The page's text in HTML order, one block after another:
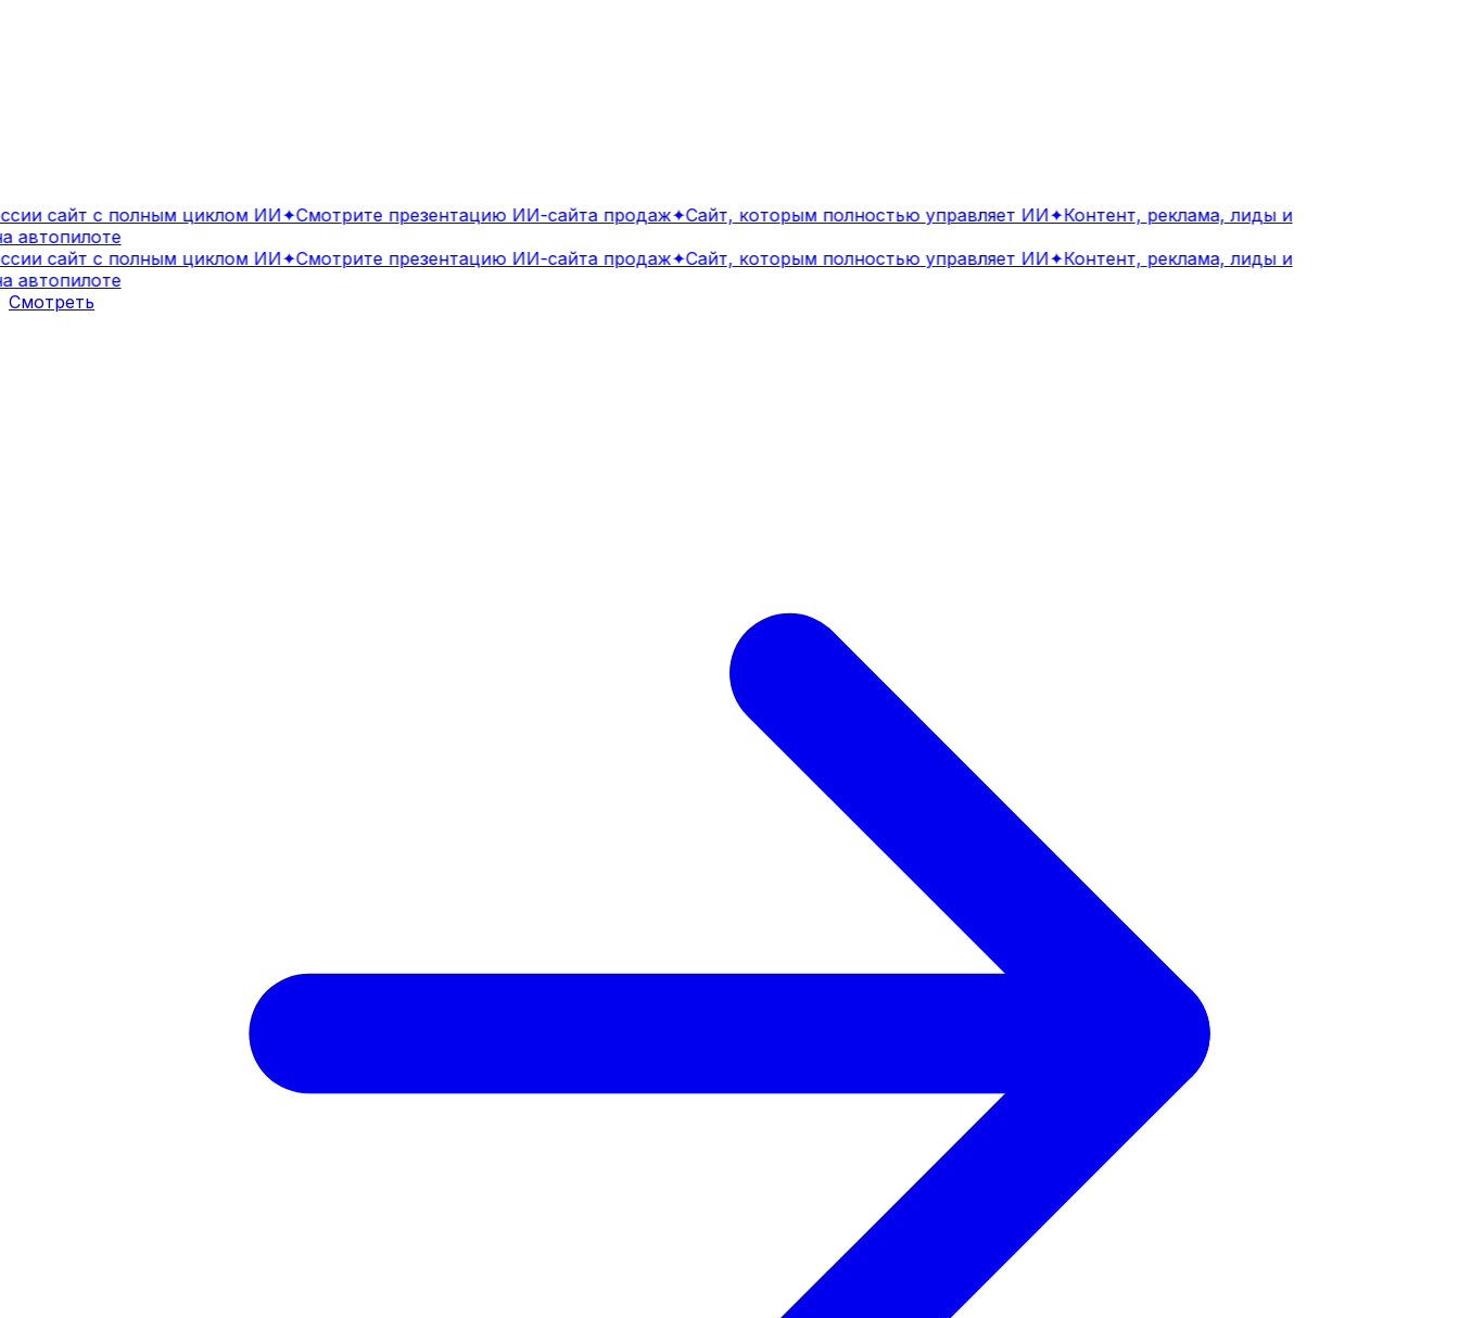
сайт с полным циклом ИИ✦Смотрите презентацию ИИ-сайта продаж✦Сайт, которым полностью управляет ИИ✦Контент, реклама, лиды и
сайт с полным циклом ИИ✦Смотрите презентацию ИИ-сайта продаж✦Сайт, которым полностью управляет ИИ✦Контент, реклама, лиды и
Смотреть